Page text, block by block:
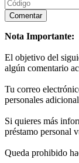
Nota Importante:
El objetivo del
algún comentario
Tu correo
personales
Si quieres más
préstamo personal
Queda prohibido